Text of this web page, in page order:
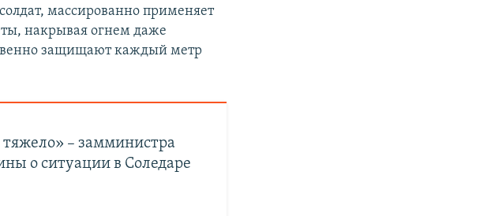
массированно применяет
накрывая огнем даже
защищают каждый метр
тяжело» – замминистра
о ситуации в Соледаре